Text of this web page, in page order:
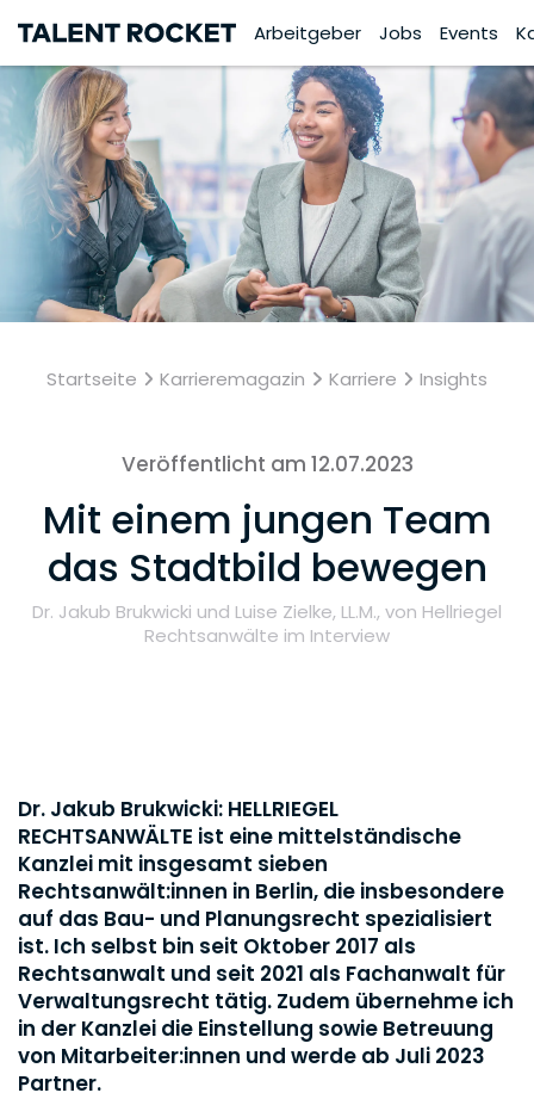
Arbeitgeber Jobs Events
Startseite Karrieremagazin Karriere Insights
Veröffentlicht am 12.07.2023
Mit einem jungen Team
das Stadtbild bewegen
Dr. Jakub Brukwicki und Luise Zielke, LL.M., von Hellriegel
Rechtsanwälte im Interview
Dr. Jakub Brukwicki: HELLRIEGEL
RECHTSANWÄLTE ist eine mittelständische
Kanzlei mit insgesamt sieben
Rechtsanwält:innen in Berlin, die insbesondere
auf das Bau- und Planungsrecht spezialisiert
ist. Ich selbst bin seit Oktober 2017 als
Rechtsanwalt und seit 2021 als Fachanwalt für
Verwaltungsrecht tätig. Zudem übernehme ich
in der Kanzlei die Einstellung sowie Betreuung
von Mitarbeiter:innen und werde ab Juli 2023
Partner.